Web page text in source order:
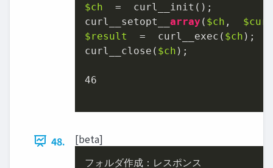
$ch =  curl_̲init();
curl_̲setopt_̲ array ( $ch ,
$result
=  curl_̲exec( $ch );
curl_̲close( $ch );
46
48. [beta]